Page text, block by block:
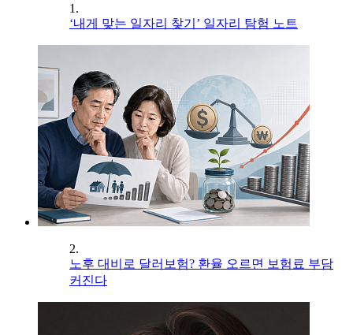
1.
‘내게 맞는 일자리 찾기’ 일자리 탐험 노트
2.
노후 대비로 달러보험? 환율 오르면 보험료 부담
커진다